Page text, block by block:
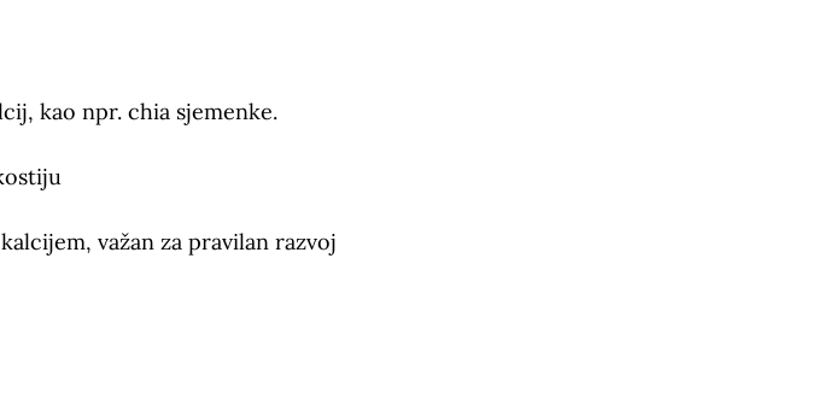
kao npr. chia sjemenke.
važan za pravilan razvoj